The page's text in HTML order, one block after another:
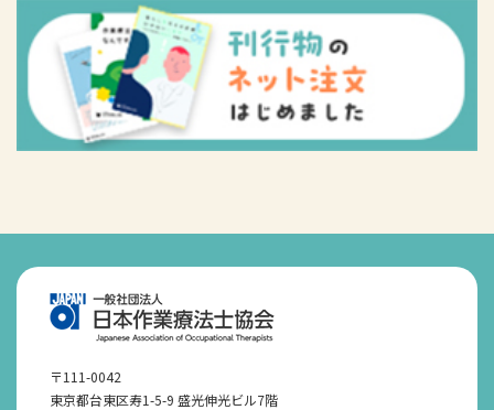
〒111-0042
東京都台東区寿1-5-9 盛光伸光ビル7階